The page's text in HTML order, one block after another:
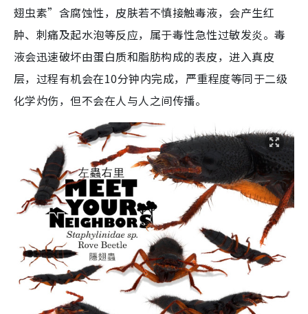
翅虫素”含腐蚀性，皮肤若不慎接触毒液，会产生红
肿、刺痛及起水泡等反应，属于毒性急性过敏发炎。毒
液会迅速破坏由蛋白质和脂肪构成的表皮，进入真皮
层，过程有机会在10分钟内完成，严重程度等同于二级
化学灼伤，但不会在人与人之间传播。